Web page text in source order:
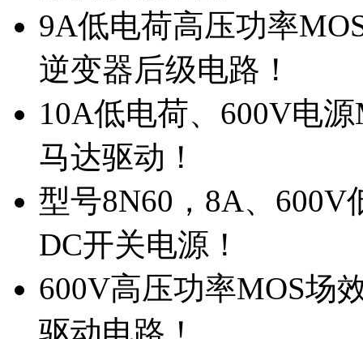
9A低电荷高压功率
逆变器后级电路！
10A低电荷、600V电
马达驱动！
型号8N60，8A、
DC开关电源！
600V高压功率MOS场